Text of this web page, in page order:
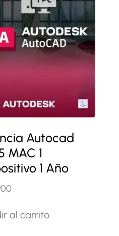
Autocad
MAC 1
1 Año
al carrito